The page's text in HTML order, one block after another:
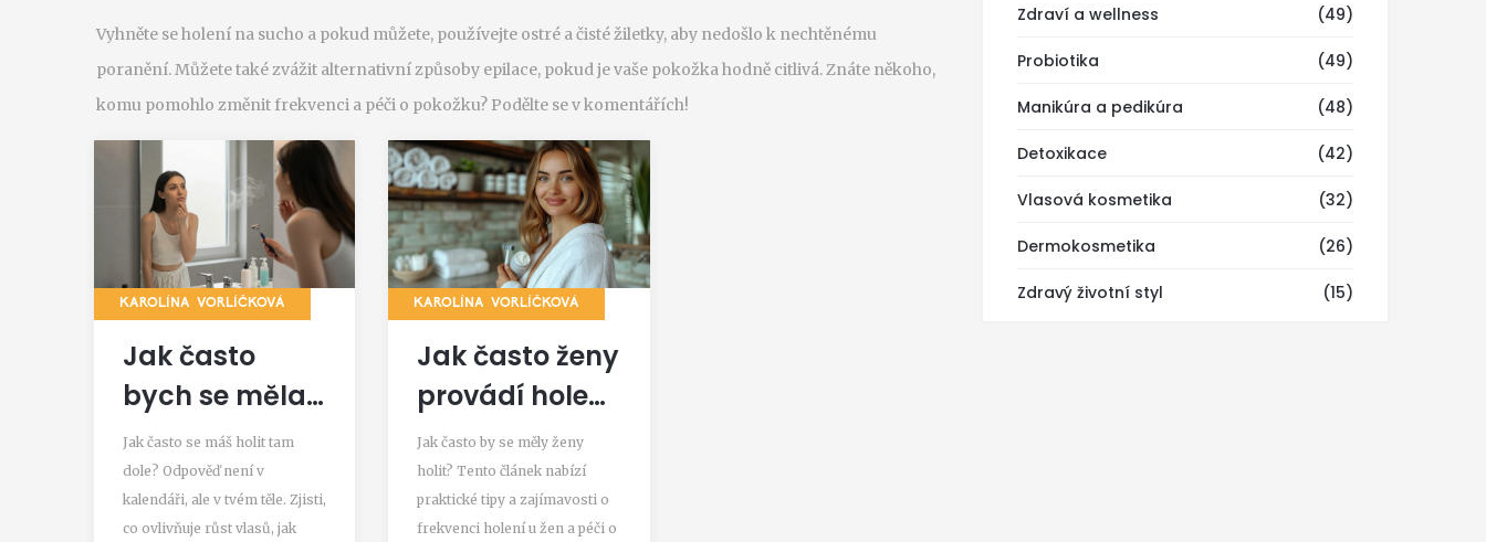
Vyhněte se holení na sucho a pokud můžete, používejte ostré a čisté žiletky, aby nedošlo k nechtěnému
poranění. Můžete také zvážit alternativní způsoby epilace, pokud je vaše pokožka hodně citlivá. Znáte někoho,
komu pomohlo změnit frekvenci a péči o pokožku? Podělte se v komentářích!
KAROLÍNA VORLÍČKOVÁ
Jak často
bych se měla
holit tam dole?
Praktický
návod pro
Jak často se máš holit tam
dole? Odpověď není v
kalendáři, ale v tvém těle. Zjisti,
co ovlivňuje růst vlasů, jak
KAROLÍNA VORLÍČKOVÁ
Jak často ženy
provádí holení:
Praktické tipy
a zajímavosti
Jak často by se měly ženy
holit? Tento článek nabízí
praktické tipy a zajímavosti o
frekvenci holení u žen a péči o
Zdraví a wellness (49)
Probiotika (49)
Manikúra a pedikúra (48)
Detoxikace (42)
Vlasová kosmetika (32)
Dermokosmetika (26)
Zdravý životní styl (15)